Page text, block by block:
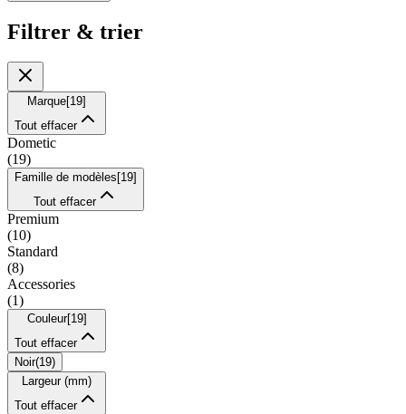
Filtrer & trier
Marque[19]
Tout effacer
Dometic
(19)
Famille de modèles [19]
Tout effacer
Premium
(10)
Standard
(8)
Accessories
(1)
Couleur[19]
Tout effacer
Noir(19)
Largeur (mm)
Tout effacer